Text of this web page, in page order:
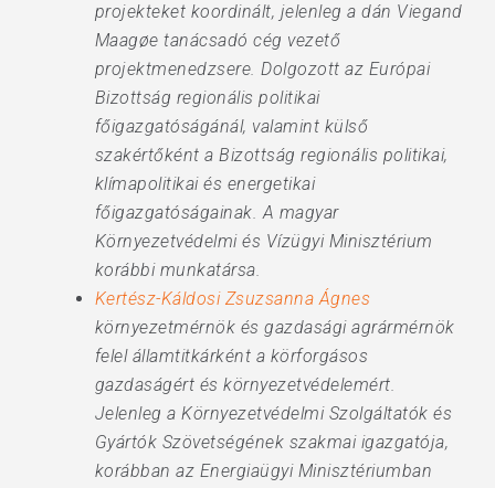
projekteket koordinált, jelenleg a dán Viegand
Maagøe tanácsadó cég vezető
projektmenedzsere. Dolgozott az Európai
Bizottság regionális politikai
főigazgatóságánál, valamint külső
szakértőként a Bizottság regionális politikai,
klímapolitikai és energetikai
főigazgatóságainak. A magyar
Környezetvédelmi és Vízügyi Minisztérium
korábbi munkatársa.
Kertész-Káldosi Zsuzsanna Ágnes
környezetmérnök és gazdasági agrármérnök
felel államtitkárként a körforgásos
gazdaságért és környezetvédelemért.
Jelenleg a Környezetvédelmi Szolgáltatók és
Gyártók Szövetségének szakmai igazgatója,
korábban az Energiaügyi Minisztériumban